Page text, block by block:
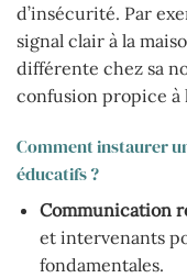
d’insécurité. Par
signal clair à la
différente chez sa
confusion propice à
Comment instaurer
éducatifs ?
Communication
et intervenants
fondamentales.